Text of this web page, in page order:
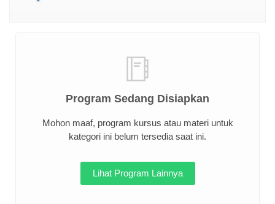
Program Sedang Disiapkan
Mohon maaf, program kursus atau materi untuk
kategori ini belum tersedia saat ini.
Lihat Program Lainnya